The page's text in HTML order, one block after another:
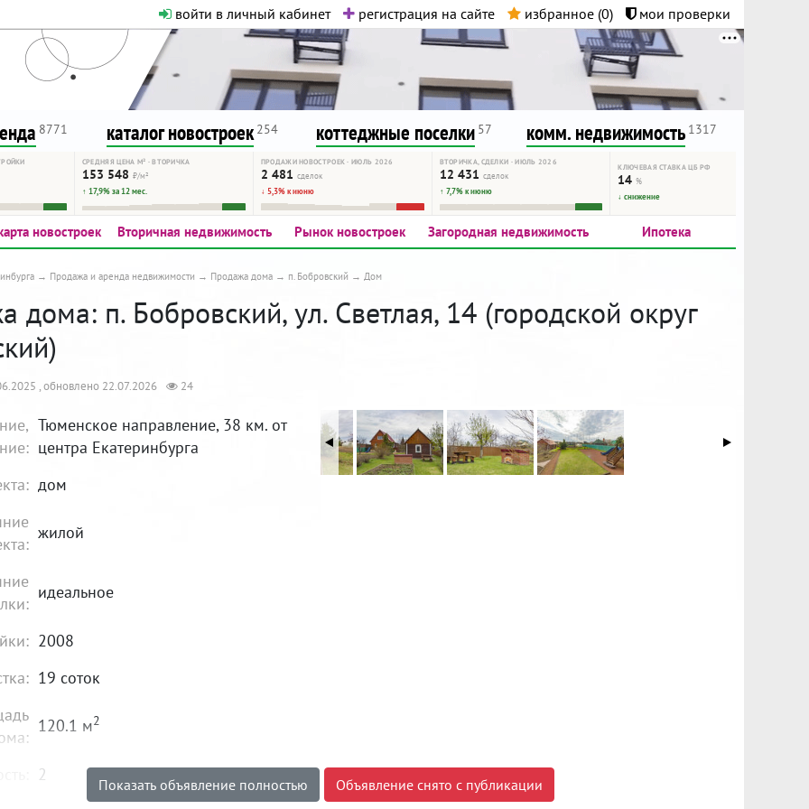
войти в личный кабинет регистрация на сайте избранное (0) мои проверки
Никакого шок-контента.
как он помогает вам. Удачи!
8771 каталог новостроек 254 коттеджные поселки 57 комм. недвижимость 1317
СРЕДНЯЯ ЦЕНА М² · ВТОРИЧКА
153 548 ₽/м²
↑ 17,9% за 12 мес.
ПРОДАЖИ НОВОСТРОЕК · ИЮЛЬ 2026
2 481 сделок
↓ 5,3% к июню
ВТОРИЧКА, СДЕЛКИ · ИЮЛЬ 2026
12 431 сделок
↑ 7,7% к июню
КЛЮЧЕВАЯ СТАВКА ЦБ РФ
14%
↓ снижение
новостроек Вторичная недвижимость Рынок новостроек Загородная недвижимость Ипотека
Продажа и аренда недвижимости Продажа дома п. Бобровский Дом
дома: п. Бобровский, ул. Светлая, 14 (городской округ
, обновлено 22.07.2026 24
Тюменское направление, 38 км. от
центра Екатеринбурга
дом
жилой
идеальное
2008
19 соток
120.1 м2
2
Показать объявление полностью Объявление снято с публикации